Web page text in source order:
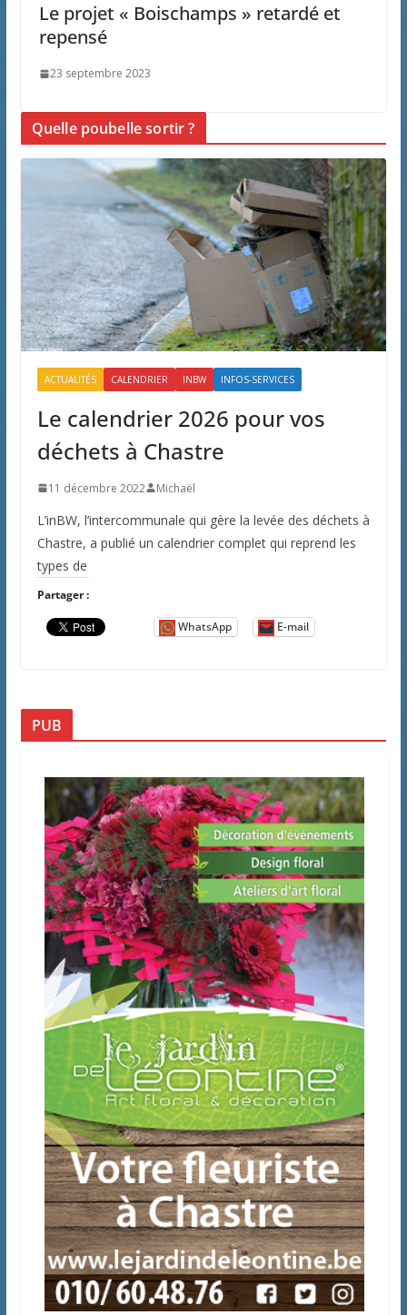
Le projet « Boischamps » retardé et
repensé
23 septembre 2023
Quelle poubelle sortir ?
ACTUALITÉS CALENDRIER INBW INFOS-SERVICES
Le calendrier 2026 pour vos
déchets à Chastre
11 décembre 2022 Michaël
L’inBW, l’intercommunale qui gère la levée des déchets à
Chastre, a publié un calendrier complet qui reprend les
types de
Partager :
WhatsApp E-mail
PUB